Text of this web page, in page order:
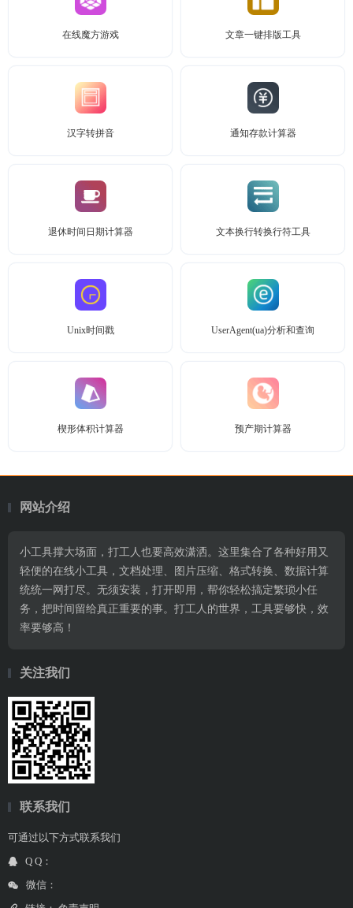
在线魔方游戏 文章一键排版工具
汉字转拼音 通知存款计算器
退休时间日期计算器 文本换行转换行符工具
Unix时间戳 UserAgent(ua)分析和查询
楔形体积计算器 预产期计算器
网站介绍
小工具撑大场面，打工人也要高效潇洒。这里集合了各种好用又
轻便的在线小工具，文档处理、图片压缩、格式转换、数据计算
统统一网打尽。无须安装，打开即用，帮你轻松搞定繁琐小任
务，把时间留给真正重要的事。打工人的世界，工具要够快，效
率要够高！
关注我们
联系我们
可通过以下方式联系我们
Q Q：
微信：